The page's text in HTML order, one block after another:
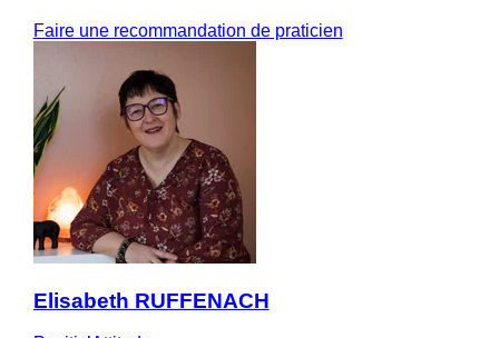
Faire une recommandation de praticien
Elisabeth RUFFENACH